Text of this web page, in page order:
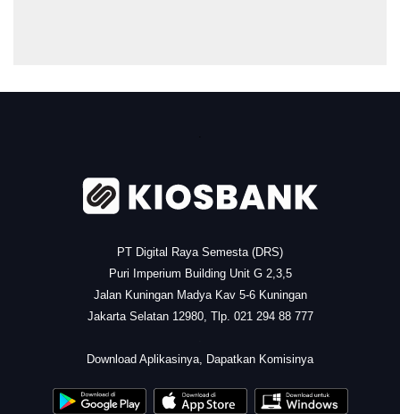
PT Digital Raya Semesta (DRS)
Puri Imperium Building Unit G 2,3,5
Jalan Kuningan Madya Kav 5-6 Kuningan
Jakarta Selatan 12980, Tlp. 021 294 88 777
Download Aplikasinya, Dapatkan Komisinya